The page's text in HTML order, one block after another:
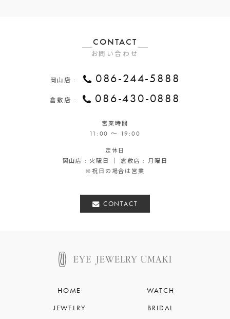
CONTACT
お問い合わせ
岡山店 : 086-244-5888
倉敷店 : 086-430-0888
営業時間
11:00 ～ 19:00
定休日
岡山店 : 火曜日 ｜ 倉敷店 : 月曜日
※祝日の場合は営業
CONTACT
HOME
WATCH
JEWELRY
BRIDAL